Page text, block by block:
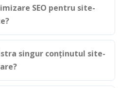
SEO pentru site-
singur conținutul site-